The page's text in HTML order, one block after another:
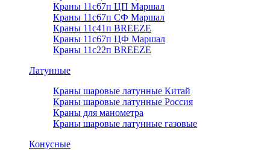
Краны 11с67п ЦП Маршал
Краны 11с67п СФ Маршал
Краны 11с41п BREEZE
Краны 11с67п ЦФ Маршал
Краны 11с22п BREEZE
Латунные
Краны шаровые латунные Китай
Краны шаровые латунные Россия
Краны для манометра
Краны шаровые латунные газовые
Конусные